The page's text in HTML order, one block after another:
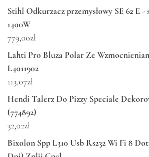
Stihl Odkurzacz przemysłowy SE 62 E -
1400W
779,00zł
Lahti Pro Bluza Polar Ze
L4011902
113,07zł
Hendi Talerz Do Pizzy Speciale
(774892)
32,02zł
Bixolon Spp L310 Usb Rs232 Wi Fi 8